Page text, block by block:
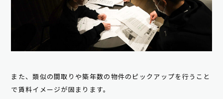
また、類似の間取りや築年数の物件のピックアップを行うこと
で賃料イメージが固まります。